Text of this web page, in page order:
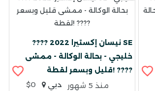
???? نيسان إكستيرا 2022 SE
خليجي - بحالة الوكالة - ممشى
قليل وبسعر لقطة! ????
$0 دبي منذ 5 شهور